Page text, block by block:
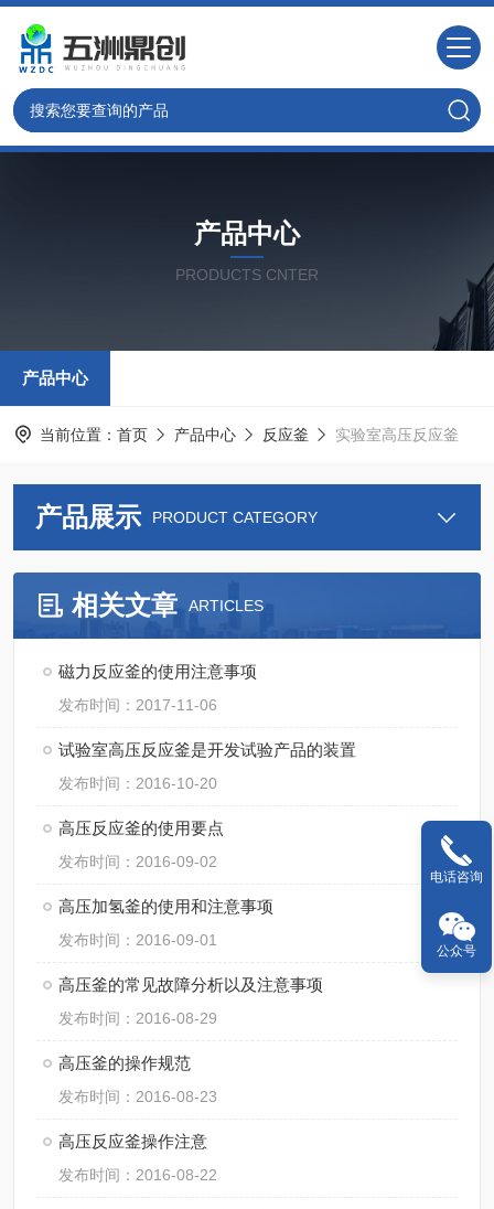
产品中心
PRODUCTS CNTER
产品中心
当前位置： 首页 产品中心 反应釜 实验室高压反应釜
产品展示 PRODUCT CATEGORY
相关文章 ARTICLES
磁力反应釜的使用注意事项
发布时间：2017-11-06
试验室高压反应釜是开发试验产品的装置
发布时间：2016-10-20
高压反应釜的使用要点
发布时间：2016-09-02
高压加氢釜的使用和注意事项
发布时间：2016-09-01
高压釜的常见故障分析以及注意事项
发布时间：2016-08-29
高压釜的操作规范
发布时间：2016-08-23
高压反应釜操作注意
发布时间：2016-08-22
电话咨询
公众号